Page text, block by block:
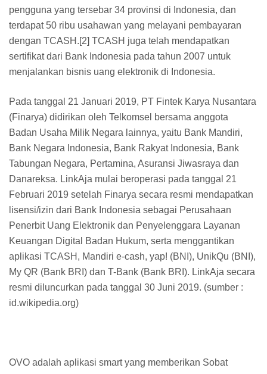
pengguna yang tersebar 34 provinsi di Indonesia, dan
terdapat 50 ribu usahawan yang melayani pembayaran
dengan TCASH.[2] TCASH juga telah mendapatkan
sertifikat dari Bank Indonesia pada tahun 2007 untuk
menjalankan bisnis uang elektronik di Indonesia.
Pada tanggal 21 Januari 2019, PT Fintek Karya Nusantara
(Finarya) didirikan oleh Telkomsel bersama anggota
Badan Usaha Milik Negara lainnya, yaitu Bank Mandiri,
Bank Negara Indonesia, Bank Rakyat Indonesia, Bank
Tabungan Negara, Pertamina, Asuransi Jiwasraya dan
Danareksa. LinkAja mulai beroperasi pada tanggal 21
Februari 2019 setelah Finarya secara resmi mendapatkan
lisensi/izin dari Bank Indonesia sebagai Perusahaan
Penerbit Uang Elektronik dan Penyelenggara Layanan
Keuangan Digital Badan Hukum, serta menggantikan
aplikasi TCASH, Mandiri e-cash, yap! (BNI), UnikQu (BNI),
My QR (Bank BRI) dan T-Bank (Bank BRI). LinkAja secara
resmi diluncurkan pada tanggal 30 Juni 2019. (sumber :
id.wikipedia.org)
OVO adalah aplikasi smart yang memberikan Sobat